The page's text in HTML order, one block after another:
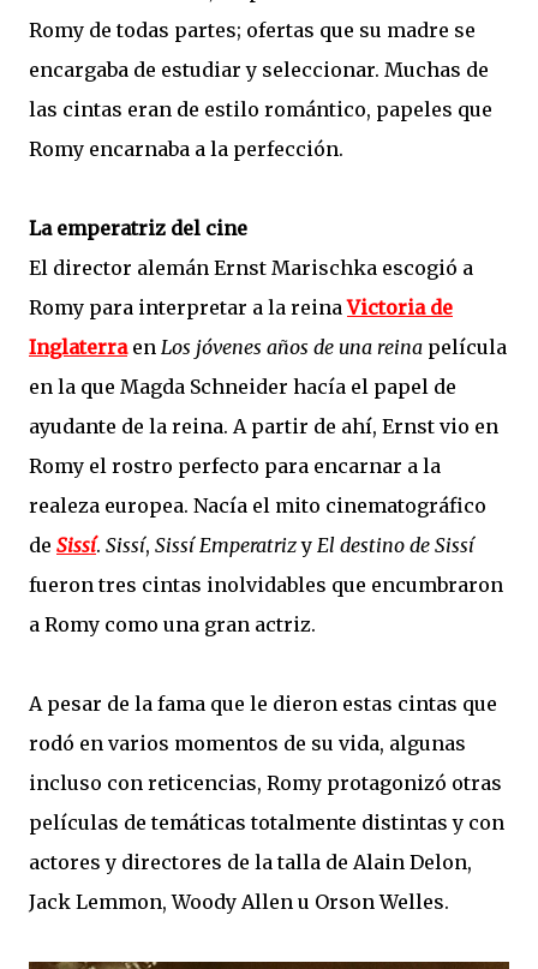
Romy de todas partes; ofertas que su madre se
encargaba de estudiar y seleccionar. Muchas de
las cintas eran de estilo romántico, papeles que
Romy encarnaba a la perfección.
La emperatriz del cine
El director alemán Ernst Marischka escogió a
Romy para interpretar a la reinaVictoria de
Inglaterraen Los jóvenes años de una reina película
en la que Magda Schneider hacía el papel de
ayudante de la reina. A partir de ahí, Ernst vio en
Romy el rostro perfecto para encarnar a la
realeza europea. Nacía el mito cinematográfico
de Sissí. Sissí, Sissí Emperatrizy El destino de Sissí
fueron tres cintas inolvidables que encumbraron
a Romy como una gran actriz.
A pesar de la fama que le dieron estas cintas que
rodó en varios momentos de su vida, algunas
incluso con reticencias, Romy protagonizó otras
películas de temáticas totalmente distintas y con
actores y directores de la talla de Alain Delon,
Jack Lemmon, Woody Allen u Orson Welles.